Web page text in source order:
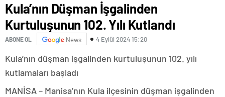
Kula’nın Düşman İşgalinden
Kurtuluşunun 102. Yılı Kutlandı
ABONE OL News 4 Eylül 2024 15:20
Kula’nın düşman işgalinden kurtuluşunun 102. yılı
kutlamaları başladı
MANİSA – Manisa’nın Kula ilçesinin düşman işgalinden